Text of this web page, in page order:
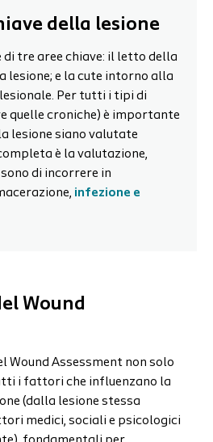
della lesione
di tre aree chiave: il letto della
lesione; e la cute intorno alla
Per tutti i tipi di
quelle croniche) è importante
lesione siano valutate
è la valutazione,
di incorrere in
infezione e
Wound
Wound Assessment non solo
i fattori che influenzano la
(dalla lesione stessa
medici, sociali e psicologici